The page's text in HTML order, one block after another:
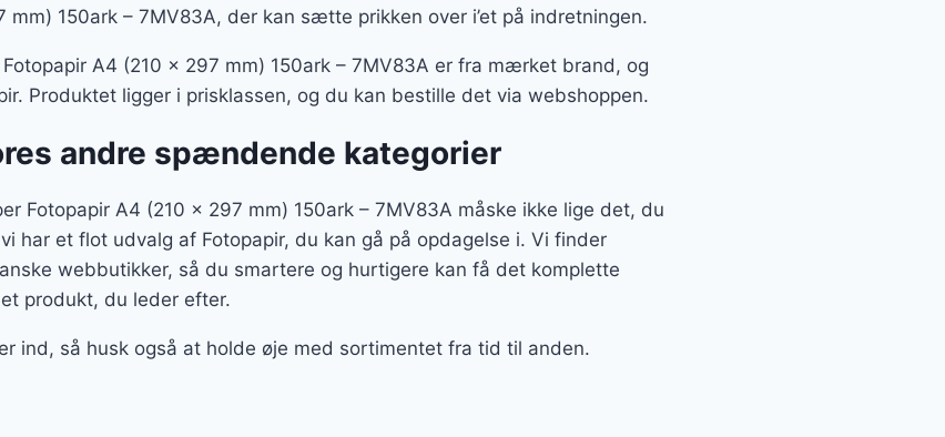
mm) 150ark – 7MV83A, der kan sætte prikken over i’et på indretningen.
A4 (210 x 297 mm) 150ark – 7MV83A er fra mærket brand, og
Produktet ligger i prisklassen, og du kan bestille det via webshoppen.
andre spændende kategorier
Fotopapir A4 (210 x 297 mm) 150ark – 7MV83A måske ikke lige det, du
har et flot udvalg af Fotopapir, du kan gå på opdagelse i. Vi finder
webbutikker, så du smartere og hurtigere kan få det komplette
produkt, du leder efter.
ind, så husk også at holde øje med sortimentet fra tid til anden.